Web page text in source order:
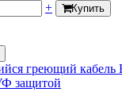
+ Купить